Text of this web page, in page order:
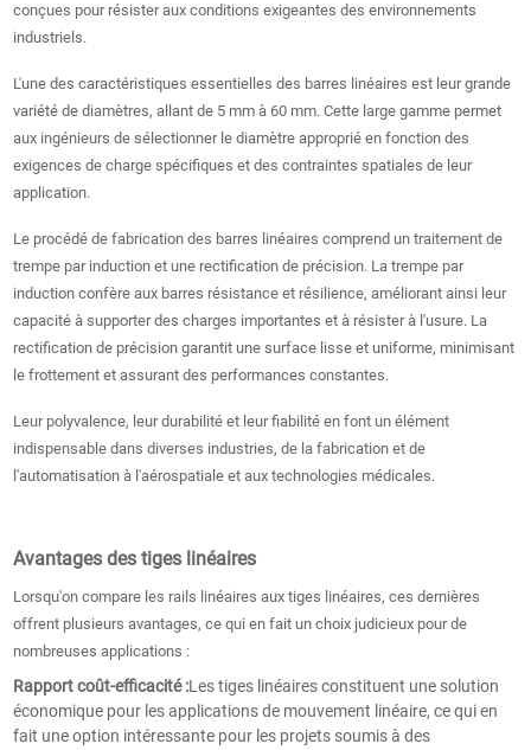
conçues pour résister aux conditions exigeantes des environnements
industriels.
L'une des caractéristiques essentielles des barres linéaires est leur grande
variété de diamètres, allant de 5 mm à 60 mm. Cette large gamme permet
aux ingénieurs de sélectionner le diamètre approprié en fonction des
exigences de charge spécifiques et des contraintes spatiales de leur
application.
Le procédé de fabrication des barres linéaires comprend un traitement de
trempe par induction et une rectification de précision. La trempe par
induction confère aux barres résistance et résilience, améliorant ainsi leur
capacité à supporter des charges importantes et à résister à l'usure. La
rectification de précision garantit une surface lisse et uniforme, minimisant
le frottement et assurant des performances constantes.
Leur polyvalence, leur durabilité et leur fiabilité en font un élément
indispensable dans diverses industries, de la fabrication et de
l'automatisation à l'aérospatiale et aux technologies médicales.
Avantages des tiges linéaires
Lorsqu'on compare les rails linéaires aux tiges linéaires, ces dernières
offrent plusieurs avantages, ce qui en fait un choix judicieux pour de
nombreuses applications :
Rapport coût-efficacité :Les tiges linéaires constituent une solution
économique pour les applications de mouvement linéaire, ce qui en
fait une option intéressante pour les projets soumis à des